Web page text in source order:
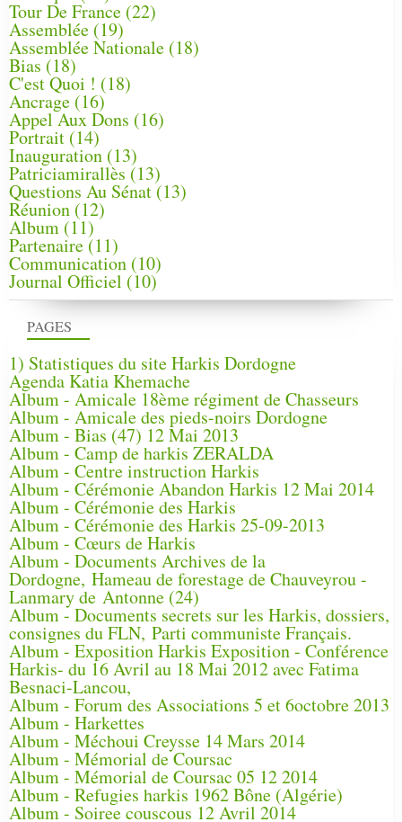
PAGES
1) Statistiques du site Harkis Dordogne
Agenda Katia Khemache
Album - Amicale 18ème régiment de Chasseurs
Album - Amicale des pieds-noirs Dordogne
Album - Bias (47) 12 Mai 2013
Album - Camp de harkis ZERALDA
Album - Centre instruction Harkis
Album - Cérémonie Abandon Harkis 12 Mai 2014
Album - Cérémonie des Harkis
Album - Cérémonie des Harkis 25-09-2013
Album - Cœurs de Harkis
Album - Documents Archives de la
Dordogne, Hameau de forestage de Chauveyrou -
Lanmary de Antonne (24)
Album - Documents secrets sur les Harkis, dossiers,
consignes du FLN, Parti communiste Français.
Album - Exposition Harkis Exposition - Conférence
Harkis- du 16 Avril au 18 Mai 2012 avec Fatima
Besnaci-Lancou,
Album - Forum des Associations 5 et 6octobre 2013
Album - Harkettes
Album - Méchoui Creysse 14 Mars 2014
Album - Mémorial de Coursac
Album - Mémorial de Coursac 05 12 2014
Album - Refugies harkis 1962 Bône (Algérie)
Album - Soiree couscous 12 Avril 2014
Tour De France (22)
Assemblée (19)
Assemblée Nationale (18)
Bias (18)
C'est Quoi ! (18)
Ancrage (16)
Appel Aux Dons (16)
Portrait (14)
Inauguration (13)
Patriciamirallès (13)
Questions Au Sénat(13)
Réunion (12)
Album (11)
Partenaire(11)
Communication (10)
Journal Officiel (10)